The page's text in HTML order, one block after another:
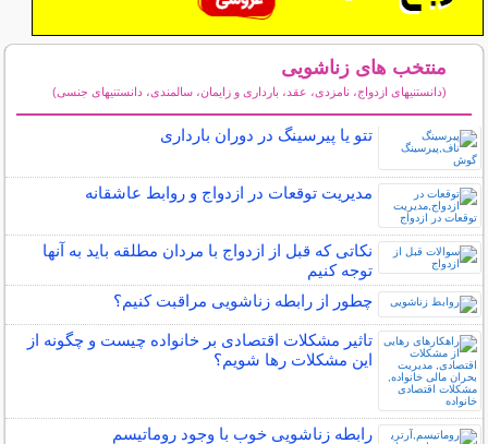
منتخب های زناشویی
(دانستنیهای ازدواج، نامزدی، عقد، بارداری و زایمان، سالمندی، دانستنیهای جنسی)
تتو یا پیرسینگ در دوران بارداری
مدیریت توقعات در ازدواج و روابط عاشقانه
نکاتی که قبل از ازدواج با مردان مطلقه باید به آنها
توجه کنیم
چطور از رابطه زناشویی مراقبت کنیم؟
تاثیر مشکلات اقتصادی بر خانواده چیست و چگونه از
این مشکلات رها شویم؟
رابطه زناشویی خوب با وجود روماتیسم